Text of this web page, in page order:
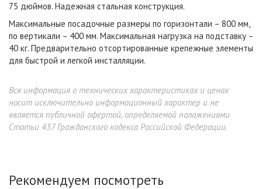
75 дюймов. Надежная стальная конструкция.
Максимальные посадочные размеры по горизонтали – 800 мм,
по вертикали – 400 мм. Максимальная нагрузка на подставку –
40 кг. Предварительно отсортированные крепежные элементы
для быстрой и легкой инсталляции.
Вся информация о технических характеристиках и ценах
носит исключительно информационный характер и не
является публичной офертой, определяемой положениями
Статьи 437 Гражданского кодекса Российской Федерации.
Рекомендуем посмотреть